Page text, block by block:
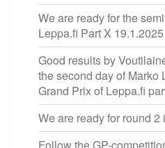
We are ready for the
Leppa.fi Part X 19.1.2025
Good results by
the second day of Marko
Grand Prix of Leppa.fi
We are ready for round 2
Follow the GP-